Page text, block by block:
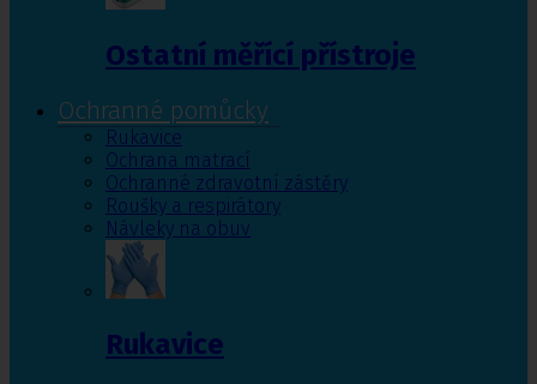
Ostatní měřící přístroje
Ochranné pomůcky
Rukavice
Ochrana matrací
Ochranné zdravotní zástěry
Roušky a respirátory
Návleky na obuv
Rukavice